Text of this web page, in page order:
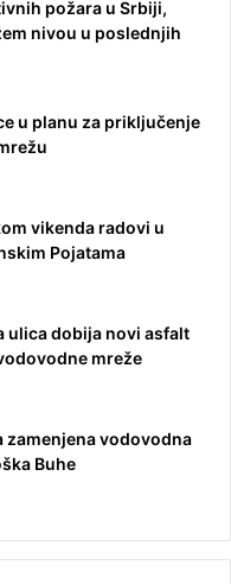
požara u Srbiji,
nivou u poslednjih
u planu za priključenje
vikenda radovi u
Pojatama
ulica dobija novi asfalt
mreže
zamenjena vodovodna
Buhe